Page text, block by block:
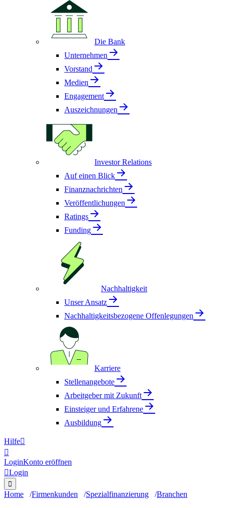
Die Bank
Unternehmen
Vorstand
Medien
Engagement
Auszeichnungen
Investor Relations
Auf einen Blick
Finanznachrichten
Veröffentlichungen
Ratings
Funding
Nachhaltigkeit
Unser Ansatz
Nachhaltigkeitsbezogene Offenlegungen
Karriere
Stellenangebote
Arbeitgeber mit Zukunft
Einsteiger und Erfahrene
Ausbildung
Hilfe

LoginKonto eröffnen
Login

Home Firmenkunden Spezialfinanzierung Branchen